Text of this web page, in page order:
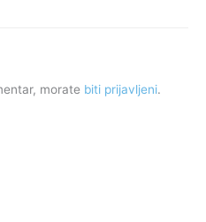
morate biti prijavljeni.